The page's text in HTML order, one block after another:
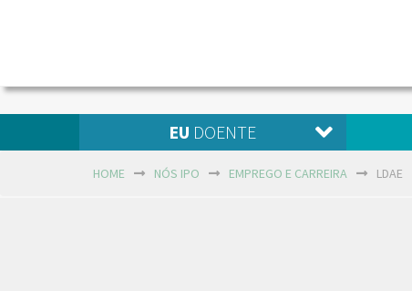
EU DOENTE
HOME NÓS IPO EMPREGO E CARREIRA LDAE